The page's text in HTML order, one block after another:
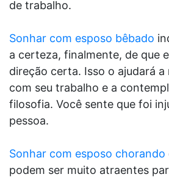
de trabalho.
Sonhar com esposo bêbado
a certeza, finalmente, de que
direção certa. Isso o ajudará
com seu trabalho e a
filosofia. Você sente que foi
pessoa.
Sonhar com esposo chorando
podem ser muito atraentes